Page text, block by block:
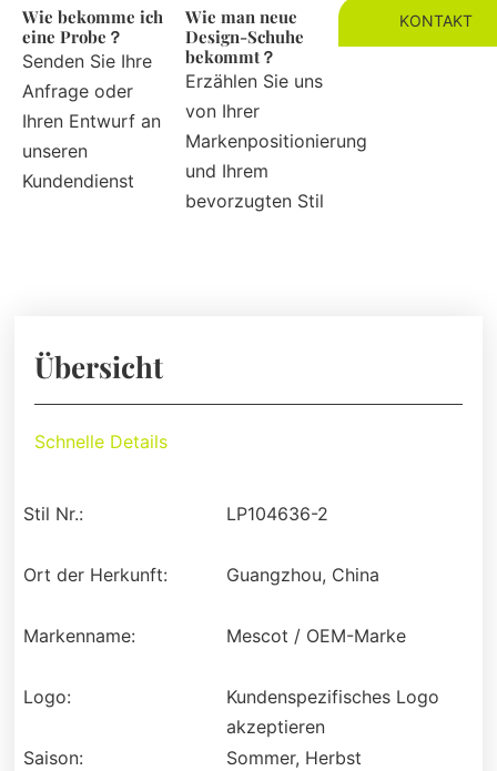
Wie bekomme ich
eine Probe？
Senden Sie Ihre
Anfrage oder
Ihren Entwurf an
unseren
Kundendienst
Wie man neue
Design-Schuhe
bekommt？
Erzählen Sie uns
von Ihrer
Markenpositionierung
und Ihrem
bevorzugten Stil
KONTAKT
Übersicht
Schnelle Details
Stil Nr.: LP104636-2
Ort der Herkunft: Guangzhou, China
Markenname: Mescot / OEM-Marke
Logo:
Kundenspezifisches Logo
akzeptieren
Saison:
Sommer, Herbst